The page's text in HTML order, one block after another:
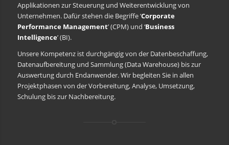
Applikationen zur Steuerung und Weiterentwicklung von
Unternehmen. Dafür stehen die Begriffe ‘Corporate
Performance Management’ (CPM) und ‘Business
Intelligence’ (BI).
Unsere Kompetenz ist durchgängig von der Datenbeschaffung,
Datenaufbereitung und Sammlung (Data Warehouse) bis zur
Auswertung durch Endanwender. Wir begleiten Sie in allen
Projektphasen von der Vorbereitung, Analyse, Umsetzung,
Schulung bis zur Nachbereitung.